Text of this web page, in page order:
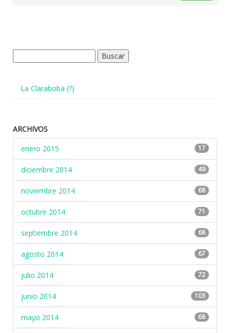
La Claraboba (?)
ARCHIVOS
enero 2015
17
diciembre 2014 49
noviembre 2014 68
octubre 2014 71
septiembre 2014 68
agosto 2014 67
julio 2014 72
junio 2014 103
mayo 2014 68